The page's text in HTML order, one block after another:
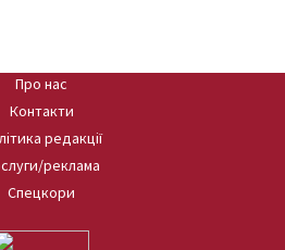
Про нас
Контакти
редакції
реклама
Спецкори